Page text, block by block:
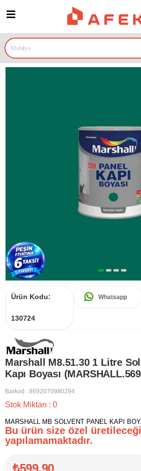
Ürün Kodu:
130724
Whatsapp
Marshall M8.51.30 1 Litre
Kapı Boyası
Barkod : 8692070980294
Stok Miktarı : 0
MARSHALL MB SOLVENT PANEL KAPI
Bu ürün size özel
yapılamamaktadır.
₺599,90